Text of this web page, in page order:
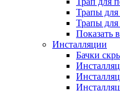
Трапы для
Трапы
Показать
Инсталляции
Бачки